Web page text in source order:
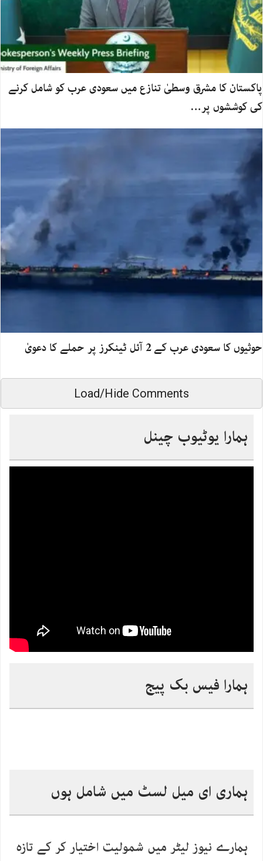
پاکستان کا مشرق وسطیٰ تنازع میں سعودی عرب کو شامل کرنے
کی کوششوں پر…
حوثیوں کا سعودی عرب کے 2 آئل ٹینکرز پر حملے کا دعویٰ
Load/Hide Comments
ہمارا یوٹیوب چینل
ہمارا فیس بک پیج
ہماری ای میل لسٹ میں شامل ہوں
ہمارے نیوز لیٹر میں شمولیت اختیار کر کے تازہ